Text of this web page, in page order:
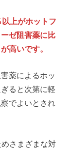
上がホットフ
ゼ阻害薬に比
高いです。
薬によるホッ
ると次第に軽
でよいとされ
さまざまな対